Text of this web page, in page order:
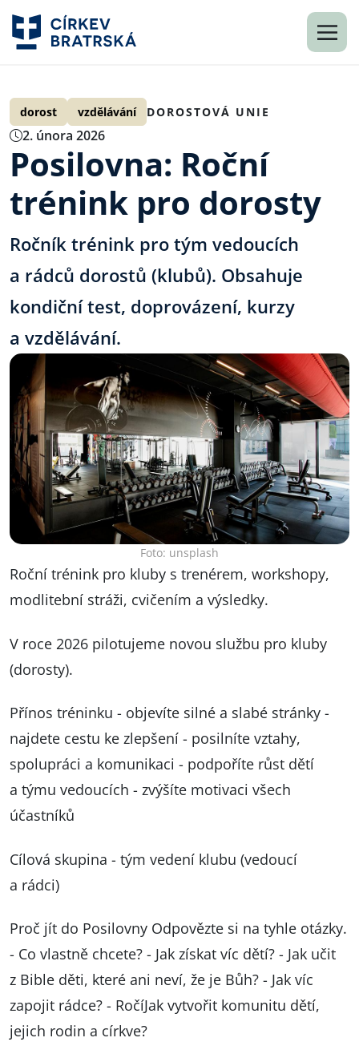
dorost vzdělávání DOROSTOVÁ UNIE
2. února 2026
Posilovna: Roční
trénink pro dorosty
Ročník trénink pro tým vedoucích
a rádců dorostů (klubů). Obsahuje
kondiční test, doprovázení, kurzy
a vzdělávání.
Foto: unsplash
Roční trénink pro kluby s trenérem, workshopy,
modlitební stráži, cvičením a výsledky.
V roce 2026 pilotujeme novou službu pro kluby
(dorosty).
Přínos tréninku - objevíte silné a slabé stránky -
najdete cestu ke zlepšení - posilníte vztahy,
spolupráci a komunikaci - podpoříte růst dětí
a týmu vedoucích - zvýšíte motivaci všech
účastníků
Cílová skupina - tým vedení klubu (vedoucí
a rádci)
Proč jít do Posilovny Odpovězte si na tyhle otázky.
- Co vlastně chcete? - Jak získat víc dětí? - Jak učit
z Bible děti, které ani neví, že je Bůh? - Jak víc
zapojit rádce? - RočíJak vytvořit komunitu dětí,
jejich rodin a církve?